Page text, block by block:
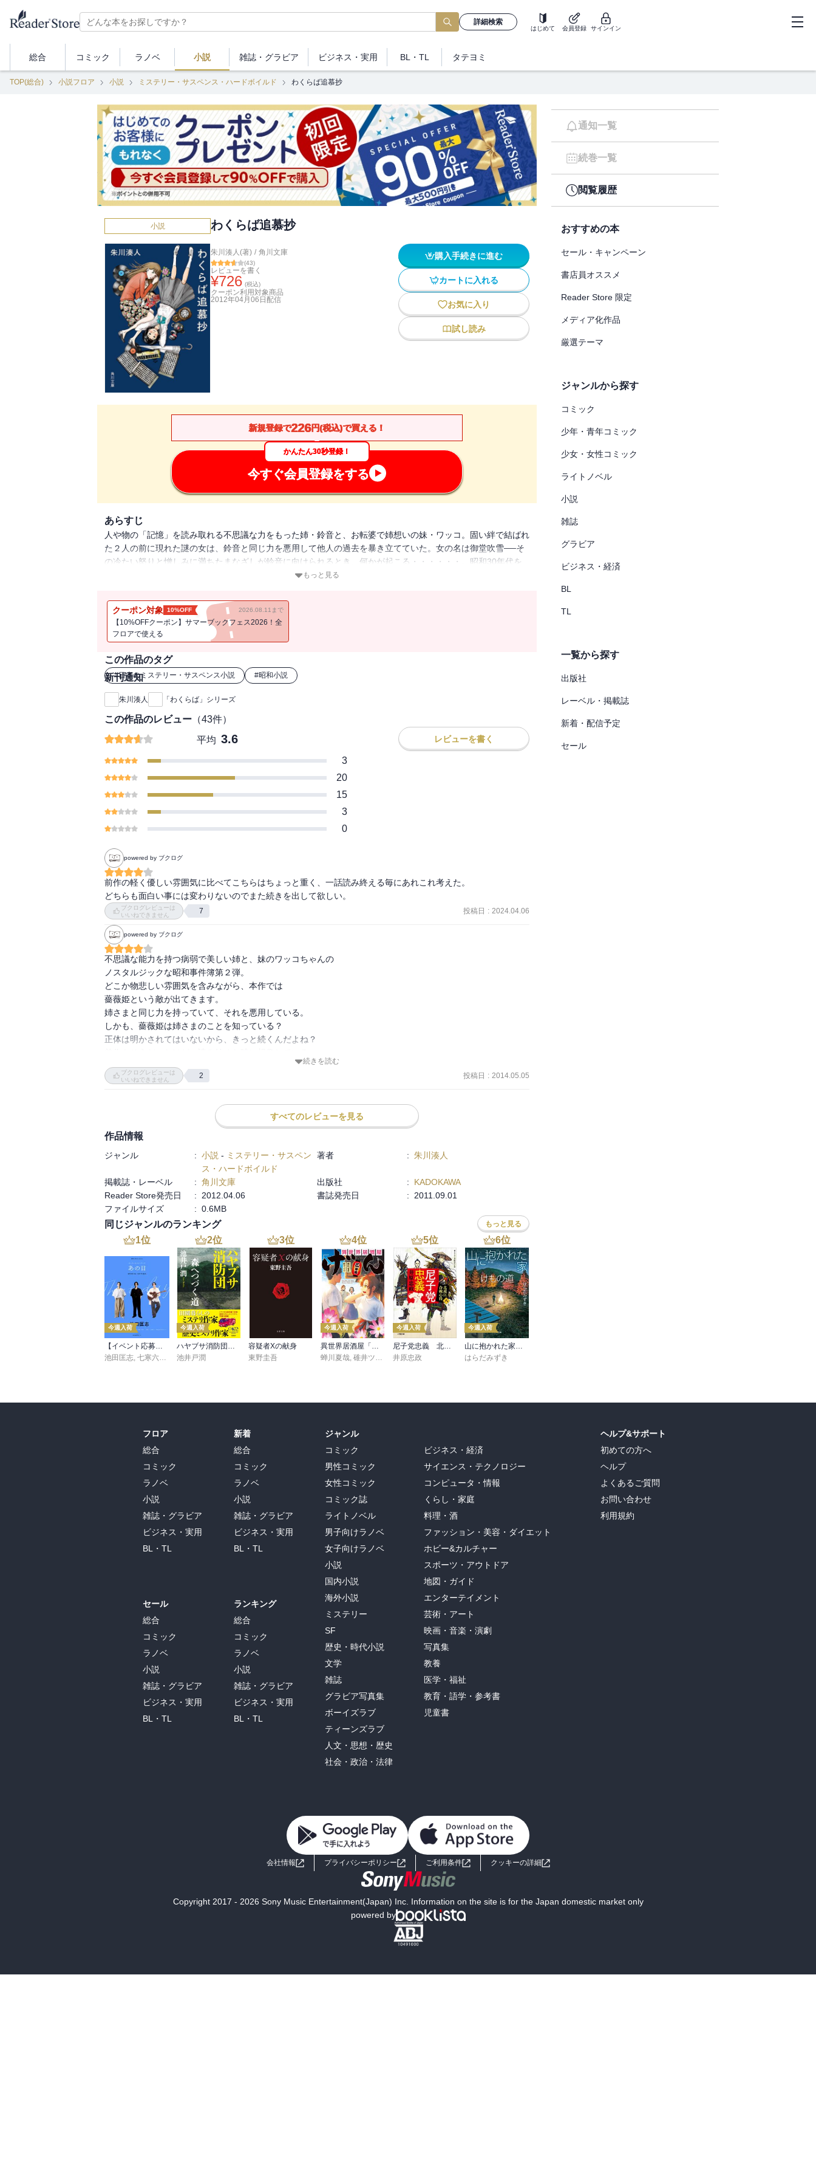
詳細検索
はじめて 会員登録 サインイン
総合 コミック ラノベ 小説 雑誌・ グラビア ビジネス ・実用 BL・TL タテヨミ
TOP(総合) 小説フロア 小説 ミステリー・サスペンス・ハードボイルド わくらば追慕抄
小説 わくらば追慕抄
朱川湊人(著) / 角川文庫
(43)
レビューを書く
¥726 (税込)
クーポン利用対象商品
2012年04月06日 配信
購入手続きに進む
カートに入れる
お気に入り
試し読み
新規登録で226円(税込)で買える！
かんたん30秒登録！
今すぐ会員登録をする
あらすじ
人や物の「記憶」を読み取れる不思議な力をもった姉・鈴音と、お転婆で姉想いの妹・ワッコ。固い絆で結ばれ
た２人の前に現れた謎の女は、鈴音と同じ力を悪用して他人の過去を暴き立てていた。女の名は御堂吹雪──そ
の冷たい怒りと憎しみに満ちたまなざしが鈴音に向けられるとき、何かが起こる・・・・・・。昭和30年代を
舞台に、人の優しさと生きる哀しみをノスタルジックに描く“昭和事件簿”「わくらば」シリーズ第２弾！
もっと見る
クーポン対象 10%OFF 2026.08.11まで
【10%OFFクーポン】サマーブックフェス2026！全
フロアで使える
この作品のタグ
#日本のミステリー・サスペンス小説 #昭和小説
新刊通知
朱川湊人 「わくらば」シリーズ
この作品のレビュー （43件）
平均 3.6 レビューを書く
3
20
15
3
0
powered by ブクログ
前作の軽く優しい雰囲気に比べてこちらはちょっと重く、一話読み終える毎にあれこれ考えた。
どちらも面白い事には変わりないのでまた続きを出して欲しい。
ブクログレビューは
いいねできません
7 投稿日 : 2024.04.06
powered by ブクログ
不思議な能力を持つ病弱で美しい姉と、妹のワッコちゃんの
ノスタルジックな昭和事件簿第２弾。
どこか物悲しい雰囲気を含みながら、本作では
薔薇姫という敵が出てきます。
姉さまと同じ力を持っていて、それを悪用している。
しかも、薔薇姫は姉さまのことを知っている？
正体は明かされてはいないから、きっと続くんだよね？
事の成り行きとは、全く違う結末がいつも待っていて
そこに優しさや温もりを感じる終わらせ方をしているから
続きを読む
ブクログレビューは
いいねできません
2 投稿日 : 2014.05.05
すべてのレビューを見る
作品情報
ジャンル : 小説 - ミステリー・サスペン
ス・ハードボイルド
著者 : 朱川湊人
掲載誌・レーベル : 角川文庫 出版社 :
KADOKAWA
Reader Store発売日
: 2012.04.06 書誌発売日 :
2011.09.01
ファイルサイズ
: 0.6MB
同じジャンルのランキング もっと見る
1位
今週入荷
【イベント応募シリアルコード付】池田匡志出演・オーディオフォトブック「あの日」SPECIAL EDITION（音声／動画付）
池田匡志, 七寒六温 konoko58,
2位
今週入荷
ハヤブサ消防団 森へつづく道
池井戸潤
3位
容疑者Xの献身
東野圭吾
4位
今週入荷
異世界居酒屋「げん」三杯目
蝉川夏哉, 碓井ツカサ
5位
今週入荷
尼子党忠義 北近江合戦心得〈八〉
井原忠政
6位
今週入荷
山に抱かれた家 けもの道
はらだみずき
通知一覧
続巻一覧
閲覧履歴
おすすめの本
セール・キャンペーン
書店員オススメ
Reader Store 限定
メディア化作品
厳選テーマ
ジャンルから探す
コミック
少年・青年コミック
少女・女性コミック
ライトノベル
小説
雑誌
グラビア
ビジネス・経済
BL
TL
一覧から探す
出版社
レーベル・掲載誌
新着・配信予定
セール
フロア
総合
コミック
ラノベ
小説
雑誌・グラビア
ビジネス・実用
BL・TL
セール
総合
コミック
ラノベ
小説
雑誌・グラビア
ビジネス・実用
BL・TL
新着
総合
コミック
ラノベ
小説
雑誌・グラビア
ビジネス・実用
BL・TL
ランキング
総合
コミック
ラノベ
小説
雑誌・グラビア
ビジネス・実用
BL・TL
ジャンル
コミック
男性コミック
女性コミック
コミック誌
ライトノベル
男子向けラノベ
女子向けラノベ
小説
国内小説
海外小説
ミステリー
SF
歴史・時代小説
文学
雑誌
グラビア写真集
ボーイズラブ
ティーンズラブ
人文・思想・歴史
社会・政治・法律
ビジネス・経済
サイエンス・テクノロジー
コンピュータ・情報
くらし・家庭
料理・酒
ファッション・美容・ダイエット
ホビー&カルチャー
スポーツ・アウトドア
地図・ガイド
エンターテイメント
芸術・アート
映画・音楽・演劇
写真集
教養
医学・福祉
教育・語学・参考書
児童書
ヘルプ&サポート
初めての方へ
ヘルプ
よくあるご質問
お問い合わせ
利用規約
会社情報 プライバシーポリシー ご利用条件 クッキーの詳細
Copyright 2017 - 2026 Sony Music Entertainment(Japan) Inc. Information on the site is for the Japan domestic market only
powered by